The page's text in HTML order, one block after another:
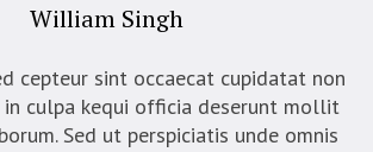
William Singh
cepteur sint occaecat cupidatat non
in culpa kequi officia deserunt mollit
Sed ut perspiciatis unde omnis